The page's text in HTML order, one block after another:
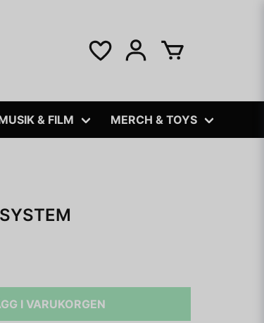
& FILM MERCH & TOYS
I VARUKORGEN